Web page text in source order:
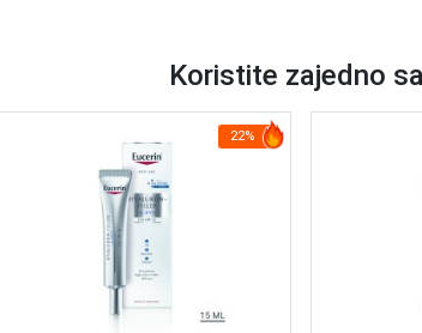
Koristite zajedno
22%